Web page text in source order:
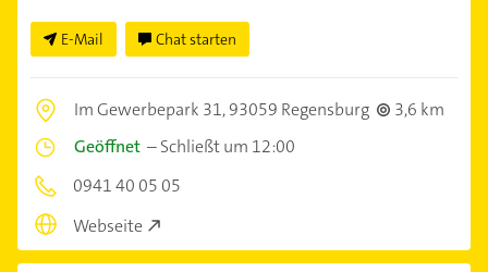
E-Mail Chat starten
Im Gewerbepark 31,93059 Regensburg
3,6 km
Geöffnet –Schließt um 12:00
0941 40 05 05
Webseite